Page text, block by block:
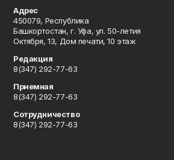
Адрес
450079, Республика
Башкортостан, г. Уфа, ул. 50-летия
Октября, 13, Дом печати, 10 этаж
Редакция
8(347) 292-77-63
Приемная
8(347) 292-77-63
Сотрудничество
8(347) 292-77-63